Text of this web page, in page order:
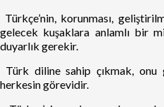
Türkçe’nin, korunması,
gelecek kuşaklara anlamlı bir
duyarlık gerekir.
Türk diline sahip çıkmak,
herkesin görevidir.